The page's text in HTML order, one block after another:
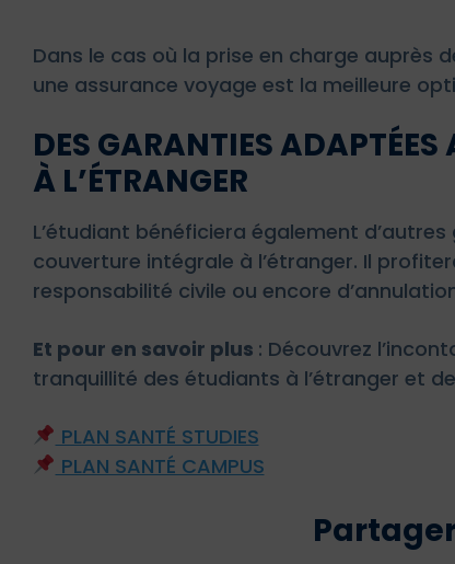
Dans le cas où la prise en charge auprès
une assurance voyage est la meilleure
DES GARANTIES
À L’ÉTRANGER
L’étudiant bénéficiera également
couverture intégrale à l’étranger. Il
responsabilité civile ou encore
Et pour en savoir plus : Découvrez
tranquillité des étudiants à l’étranger et
PLAN SANTÉ STUDIES
PLAN SANTÉ CAMPUS